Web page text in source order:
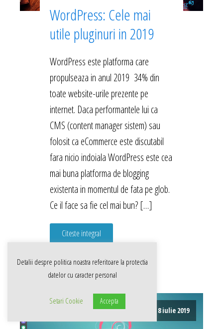
WordPress: Cele mai
utile pluginuri in 2019
WordPress este platforma care
propulseaza in anul 2019 34% din
toate website-urile prezente pe
internet. Daca performantele lui ca
CMS (content manager sistem) sau
folosit ca eCommerce este discutabil
fara nicio indoiala WordPress este cea
mai buna platforma de blogging
existenta in momentul de fata pe glob.
Ce il face sa fie cel mai bun? […]
Citeste integral
8 iulie 2019
Detalii despre politica noastra referitoare la protectia
datelor cu caracter personal
Setari Cookie Accepta